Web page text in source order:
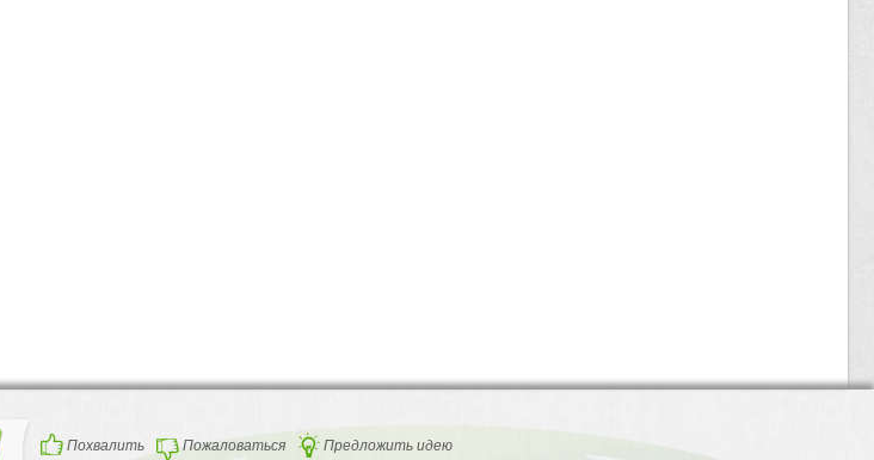
Похвалить Пожаловаться Предложить идею